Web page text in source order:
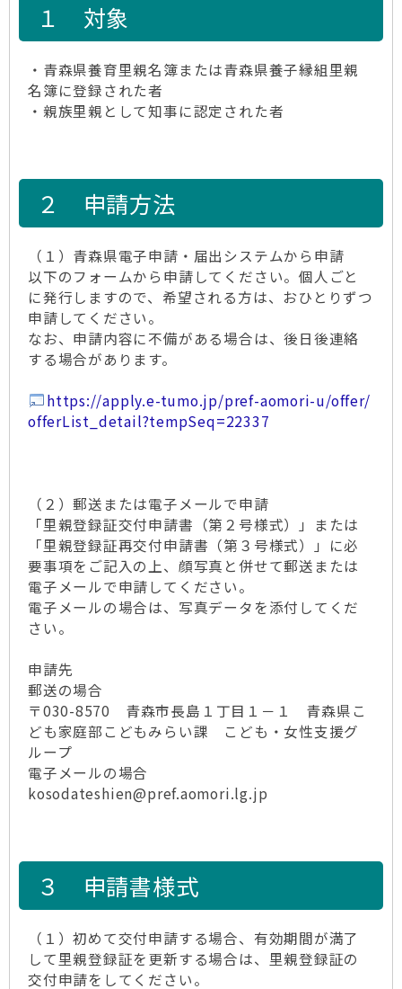
１ 対象
・青森県養育里親名簿または青森県養子縁組里親
名簿に登録された者
・親族里親として知事に認定された者
２ 申請方法
（１）青森県電子申請・届出システムから申請
以下のフォームから申請してください。個人ごと
に発行しますので、希望される方は、おひとりずつ
申請してください。
なお、申請内容に不備がある場合は、後日後連絡
する場合があります。
https://apply.e-tumo.jp/pref-aomori-u/offer/
offerList_detail?tempSeq=22337
（２）郵送または電子メールで申請
「里親登録証交付申請書（第２号様式）」または
「里親登録証再交付申請書（第３号様式）」に必
要事項をご記入の上、顔写真と併せて郵送または
電子メールで申請してください。
電子メールの場合は、写真データを添付してくだ
さい。
申請先
郵送の場合
〒030-8570 青森市長島１丁目１－１ 青森県こ
ども家庭部こどもみらい課 こども・女性支援グ
ループ
電子メールの場合
kosodateshien@pref.aomori.lg.jp
３ 申請書様式
（１）初めて交付申請する場合、有効期間が満了
して里親登録証を更新する場合は、里親登録証の
交付申請をしてください。